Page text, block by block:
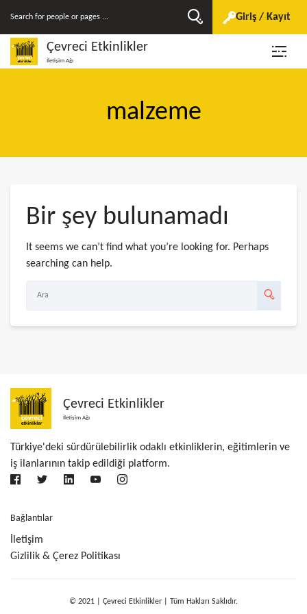
Giriş / Kayıt
Çevreci Etkinlikler
İletişim Ağı
malzeme
Bir şey bulunamadı
It seems we can’t find what you’re looking for. Perhaps
searching can help.
Çevreci Etkinlikler
İletişim Ağı
Türkiye'deki sürdürülebilirlik odaklı etkinliklerin, eğitimlerin ve
iş ilanlarının takip edildiği platform.
Bağlantılar
İletişim
Gizlilik & Çerez Politikası
© 2021 | Çevreci Etkinlikler | Tüm Hakları Saklıdır.